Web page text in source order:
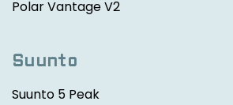
Polar Vantage V2
Suunto
Suunto 5 Peak